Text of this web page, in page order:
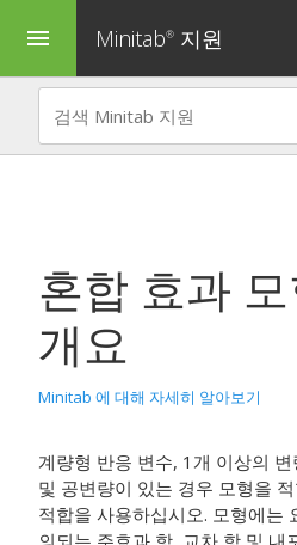
menu Minitab® 지원
혼합 효과
개요
Minitab 에 대해 자세히 알아보기
계량형 반응 변수, 1개 이상의
및 공변량이 있는 경우 모형을
적합을 사용하십시오. 모형에는
의되는 주효과 항, 교차 항 및 내